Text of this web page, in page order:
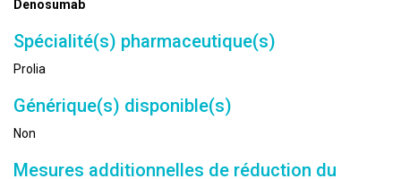
Denosumab
Spécialité(s) pharmaceutique(s)
Prolia
Générique(s) disponible(s)
Non
Mesures additionnelles de réduction du